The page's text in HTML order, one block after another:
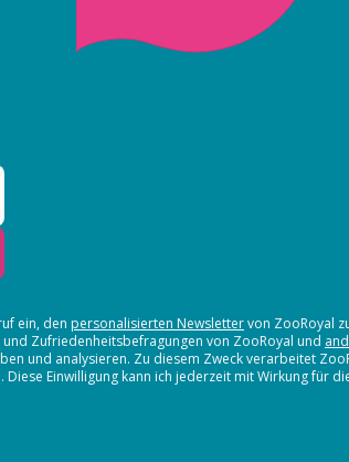
ein, den personalisierten Newslettervon ZooRoyal
Zufriedenheitsbefragungen von ZooRoyal und
und analysieren. Zu diesem Zweck verarbeitet
Einwilligung kann ich jederzeit mit Wirkung für